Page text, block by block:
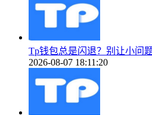
Tp钱包总是闪退？别让小问
2026-08-07 18:11:20